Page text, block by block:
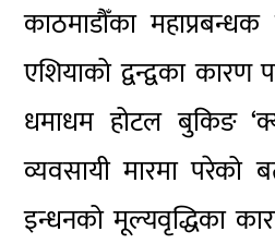
काठमाडौँका
एशियाको द्वन्द्वका
धमाधम होटल बुकिङ
व्यवसायी मारमा परेको
इन्धनको मूल्यवृद्धिका